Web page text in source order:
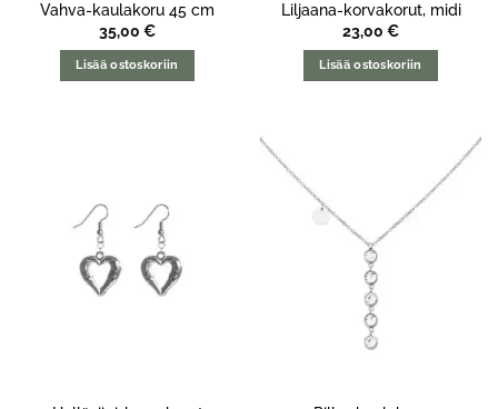
Vahva-kaulakoru 45 cm
35,00 €
Lisää ostoskoriin
Liljaana-korvakorut, midi
23,00 €
Lisää ostoskoriin